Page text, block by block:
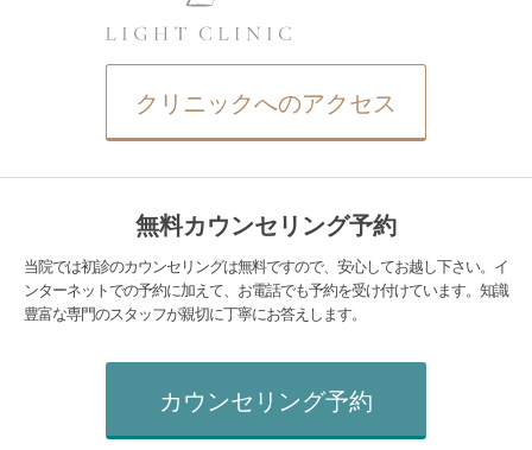
クリニックへのアクセス
無料カウンセリング予約
当院では初診のカウンセリングは無料ですので、安心してお越し下さい。イ
ンターネットでの予約に加えて、お電話でも予約を受け付けています。知識
豊富な専門のスタッフが親切に丁寧にお答えします。
カウンセリング予約